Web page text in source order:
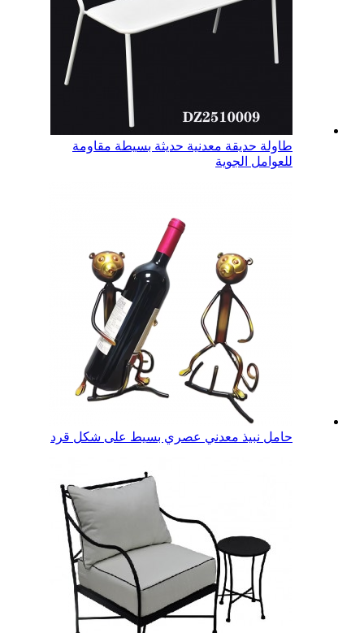
طاولة حديقة معدنية حديثة بسيطة مقاومة
للعوامل الجوية
حامل نبيذ معدني عصري بسيط على شكل قرد